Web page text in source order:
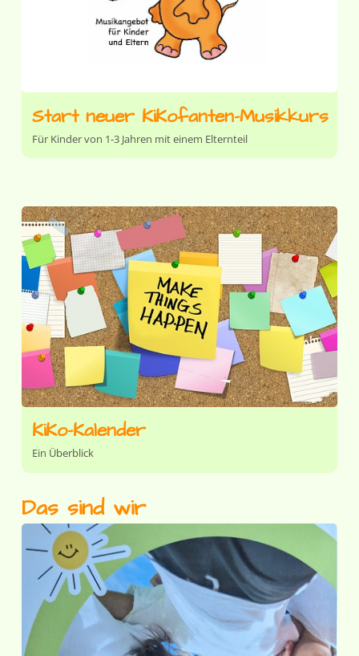
Start neuer KiKofanten-Musikkurs
Für Kinder von 1-3 Jahren mit einem Elternteil
KiKo-Kalender
Ein Überblick
Das sind wir